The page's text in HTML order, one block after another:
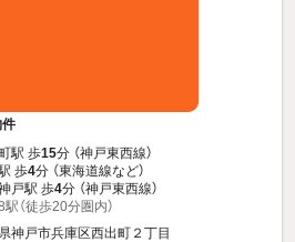
駅 歩15分 （神戸東西線）
歩4分 （東海道線など）
戸駅 歩4分 （神戸東西線）
（徒歩20分圏内）
神戸市兵庫区西出町２丁目